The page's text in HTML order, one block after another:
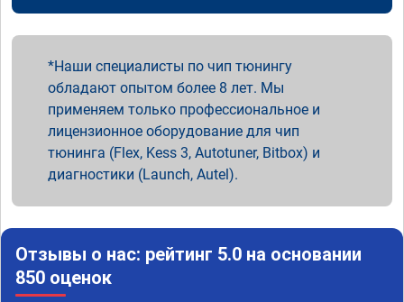
Наши специалисты по чип тюнингу
обладают опытом более 8 лет. Мы
применяем только профессиональное и
лицензионное оборудование для чип
тюнинга (Flex, Kess 3, Autotuner, Bitbox) и
диагностики (Launch, Autel).
Отзывы о нас: рейтинг 5.0 на основании
850 оценок